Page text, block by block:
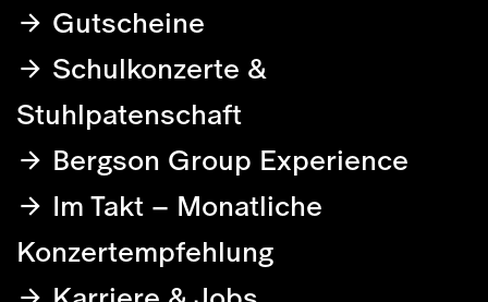
Gutscheine
Schulkonzerte &
Stuhlpatenschaft
Bergson Group Experience
Im Takt – Monatliche
Konzertempfehlung